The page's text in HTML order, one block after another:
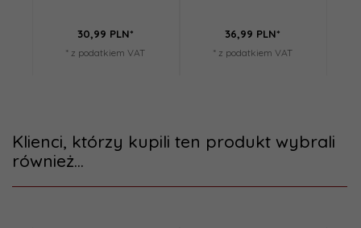
30,99 PLN*
* z podatkiem VAT
36,99 PLN*
* z podatkiem VAT
Klienci, którzy kupili ten produkt wybrali
również...